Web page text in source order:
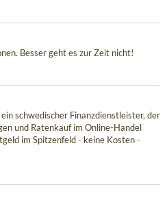
Besser geht es zur Zeit nicht!
schwedischer Finanzdienstleister, der
und Ratenkauf im Online-Handel
im Spitzenfeld - keine Kosten -